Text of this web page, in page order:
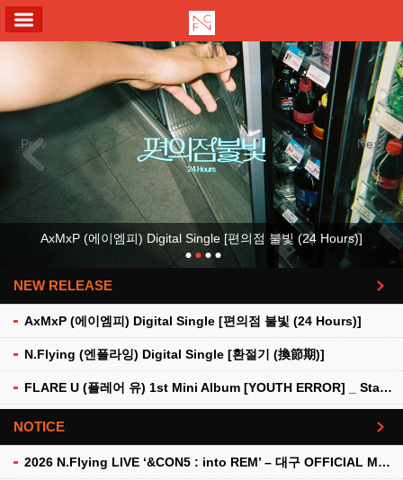
Previous Next
AxMxP (에이엠피) Digital Single [편의점 불빛 (24 Hours)]
NEW RELEASE
AxMxP (에이엠피) Digital Single [편의점 불빛 (24 Hours)]
N.Flying (엔플라잉) Digital Single [환절기 (換節期)]
FLARE U (플레어 유) 1st Mini Album [YOUTH ERROR] _ Stationery Kit Ver.
더보기
NOTICE
2026 N.Flying LIVE ‘&CON5 : into REM’ – 대구 OFFICIAL MD 현장 판매 안내
더보기